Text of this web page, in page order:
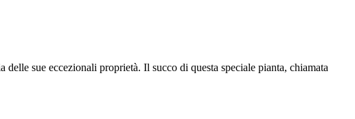
sue eccezionali proprietà. Il succo di questa speciale pianta, chiamata